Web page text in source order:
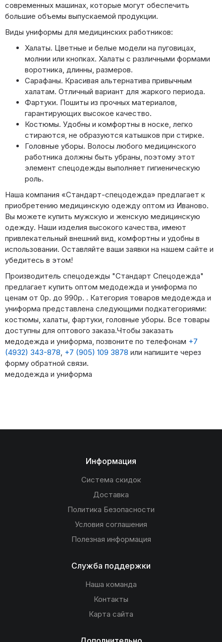
современных машинах, которые могут обеспечить
большие объемы выпускаемой продукции.
Виды униформы для медицинских работников:
Халаты. Цветные и белые модели на пуговицах,
молнии или кнопках. Халаты с различными формами
воротника, длинны, размеров.
Сарафаны. Красивая альтернатива привычным
халатам. Отличный вариант для жаркого периода.
Фартуки. Пошиты из прочных материалов,
гарантирующих высокое качество.
Костюмы. Удобны и комфортны в носке, легко
стираются, не образуются катышков при стирке.
Головные уборы. Волосы любого медицинского
работника должны быть убраны, поэтому этот
элемент спецодежды выполняет гигиеническую
роль.
Наша компания «Стандарт-спецодежда» предлагает к
приобретению медицинскую одежду оптом из Иваново.
Вы можете купить мужскую и женскую медицинскую
одежду. Наши изделия высокого качества, имеют
привлекательный внешний вид, комфортны и удобны в
использовании. Оставляйте ваши заявки на нашем сайте и
убедитесь в этом!
Производитель спецодежды "Стандарт Спецодежда"
предлагает купить оптом медодежда и униформа по
ценам от 0р. до 990р. . Категория товаров медодежда и
униформа представлена следующими подкатегориями:
костюмы, халаты, фартуки, головные уборы. Все товары
доступны для оптового заказа.Чтобы заказать
медодежда и униформа, позвоните по телефонам +7
(4932) 343-878, +7 (905) 109 3878 или напишите через
форму обратной связи.
медодежда и униформа
Информация
Система скидок
Доставка
Политика Безопасности
Условия соглашения
Полезная информация
Служба поддержки
Наша команда
Контакты
Карта сайта